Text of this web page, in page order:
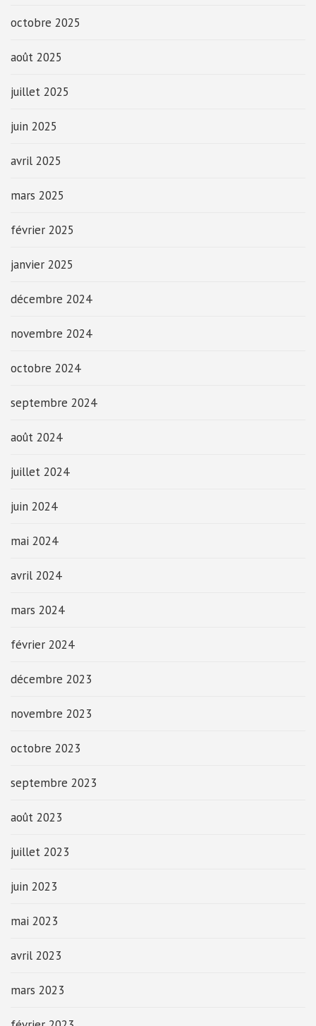
octobre 2025
août 2025
juillet 2025
juin 2025
avril 2025
mars 2025
février 2025
janvier 2025
décembre 2024
novembre 2024
octobre 2024
septembre 2024
août 2024
juillet 2024
juin 2024
mai 2024
avril 2024
mars 2024
février 2024
décembre 2023
novembre 2023
octobre 2023
septembre 2023
août 2023
juillet 2023
juin 2023
mai 2023
avril 2023
mars 2023